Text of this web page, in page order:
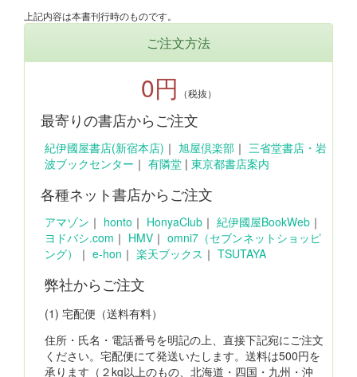
上記内容は本書刊行時のものです。
ご注文方法
0円 （税抜）
最寄りの書店からご注文
紀伊國屋書店(新宿本店) ｜ 旭屋倶楽部 ｜ 三省堂書店・岩
波ブックセンター ｜ 有隣堂 | 東京都書店案内
各種ネット書店からご注文
アマゾン ｜ honto ｜ HonyaClub ｜ 紀伊國屋BookWeb ｜
ヨドバシ.com ｜ HMV ｜ omni7（セブンネットショッピ
ング）
｜ e-hon ｜ 楽天ブックス ｜ TSUTAYA
弊社からご注文
(1) 宅配便（送料有料）
住所・氏名・電話番号を明記の上、直接下記宛にご注文
ください。宅配便にて発送いたします。送料は500円を
承ります（２kg以上のもの、北海道・四国・九州・沖